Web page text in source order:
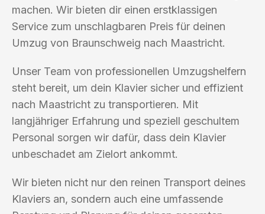
machen. Wir bieten dir einen erstklassigen
Service zum unschlagbaren Preis für deinen
Umzug von Braunschweig nach Maastricht.
Unser Team von professionellen Umzugshelfern
steht bereit, um dein Klavier sicher und effizient
nach Maastricht zu transportieren. Mit
langjähriger Erfahrung und speziell geschultem
Personal sorgen wir dafür, dass dein Klavier
unbeschadet am Zielort ankommt.
Wir bieten nicht nur den reinen Transport deines
Klaviers an, sondern auch eine umfassende